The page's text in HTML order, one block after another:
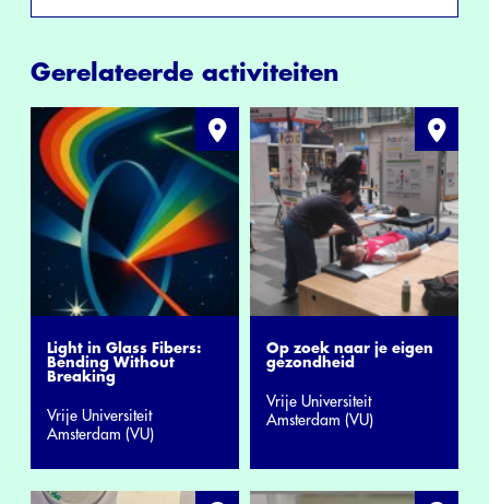
Gerelateerde activiteiten
Light in Glass Fibers:
Bending Without
Breaking
Vrije Universiteit
Amsterdam (VU)
Op zoek naar je eigen
gezondheid
Vrije Universiteit
Amsterdam (VU)